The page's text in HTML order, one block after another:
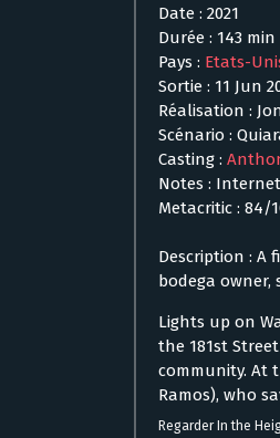
Date : 2021
Durée : 143 min
Pays : Etats-
Sortie : 11 Jun
Réalisation :
Scénario :
Casting :
Notes :
Metacritic : 84/
Description : A
bodega owner,
Lights up on
the 181st
community. At
Ramos), who
Regarder In the